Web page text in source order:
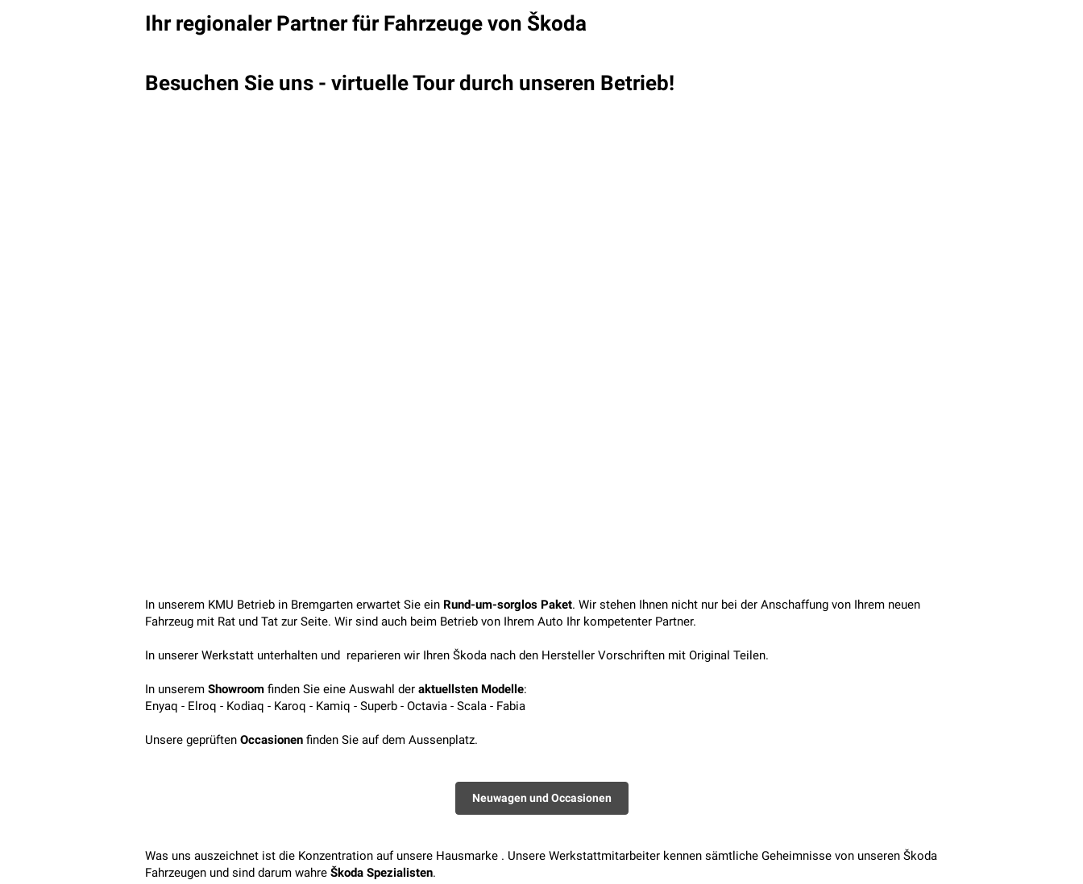
Ihr regionaler Partner für Fahrzeuge von Škoda
Besuchen Sie uns - virtuelle Tour durch unseren Betrieb!
In unserem KMU Betrieb in Bremgarten erwartet Sie ein Rund-um-sorglos Paket. Wir stehen Ihnen nicht nur bei der Anschaffung von Ihrem neuen
Fahrzeug mit Rat und Tat zur Seite. Wir sind auch beim Betrieb von Ihrem Auto Ihr kompetenter Partner.
In unserer Werkstatt unterhalten und reparieren wir Ihren Škoda nach den Hersteller Vorschriften mit Original Teilen.
In unserem Showroom finden Sie eine Auswahl der aktuellsten Modelle:
Enyaq - Elroq - Kodiaq - Karoq - Kamiq - Superb - Octavia - Scala - Fabia
Unsere geprüften Occasionen finden Sie auf dem Aussenplatz.
Neuwagen und Occasionen
Was uns auszeichnet ist die Konzentration auf unsere Hausmarke . Unsere Werkstattmitarbeiter kennen sämtliche Geheimnisse von unseren Škoda
Fahrzeugen und sind darum wahre Škoda Spezialisten.